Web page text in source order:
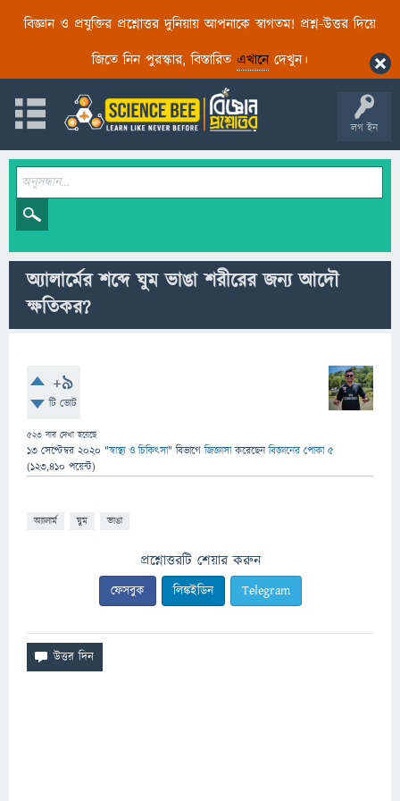
বিজ্ঞান ও প্রযুক্তির প্রশ্নোত্তর দুনিয়ায় আপনাকে স্বাগতম! প্রশ্ন-উত্তর দিয়ে
জিতে নিন পুরস্কার, বিস্তারিত এখানেদেখুন।
লগ ইন
অ্যালার্মের শব্দে ঘুম ভাঙা শরীরের জন্য আদৌ
ক্ষতিকর?
+9
টি ভোট
523 বার দেখা হয়েছে
13 সেপ্টেম্বর 2020 "স্বাস্থ্য ও চিকিৎসা" বিভাগে জিজ্ঞাসাকরেছেনবিজ্ঞানের পোকা ৫
(123,410 পয়েন্ট)
অ্যালার্ম ঘুম ভাঙা
প্রশ্নোত্তরটি শেয়ার করুন
ফেসবুক লিঙ্কইডিন Telegram